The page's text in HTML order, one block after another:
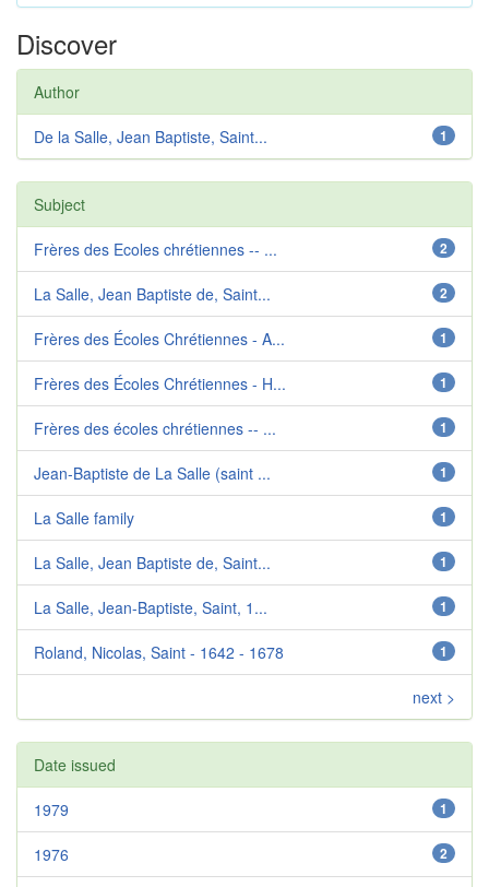
Discover
Author
1
De la Salle, Jean Baptiste, Saint...
Subject
2
Frères des Ecoles chrétiennes -- ...
2
La Salle, Jean Baptiste de, Saint...
1
Frères des Écoles Chrétiennes - A...
1
Frères des Écoles Chrétiennes - H...
1
Frères des écoles chrétiennes -- ...
1
Jean-Baptiste de La Salle (saint ...
1
La Salle family
1
La Salle, Jean Baptiste de, Saint...
1
La Salle, Jean-Baptiste, Saint, 1...
1
Roland, Nicolas, Saint - 1642 - 1678
next >
Date issued
1
1979
2
1976